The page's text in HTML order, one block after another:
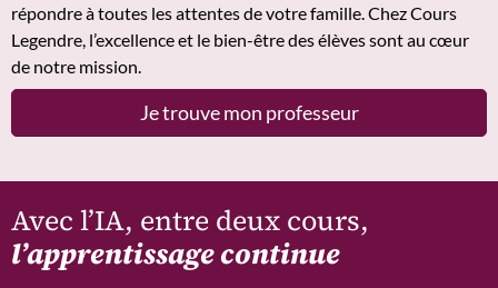
répondre à toutes les attentes de votre famille. Chez Cours
Legendre, l’excellence et le bien-être des élèves sont au cœur
de notre mission.
Je trouve mon professeur
Avec l’IA, entre deux cours,
l’apprentissage continue